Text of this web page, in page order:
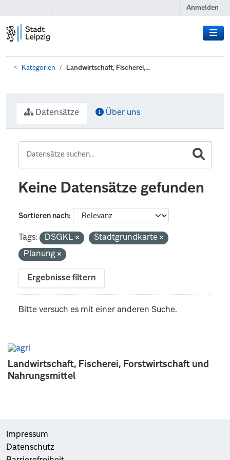
Anmelden
Kategorien Landwirtschaft, Fischerei,...
Landwirtschaft, Fischerei, Forstwirtschaft und
Nahrungsmittel
Datensätze Über uns
Keine Datensätze gefunden
Sortieren nach
Tags: DSGKL
Stadtgrundkarte
Planung
Ergebnisse filtern
Bitte versuch es mit einer anderen Suche.
Impressum
Datenschutz